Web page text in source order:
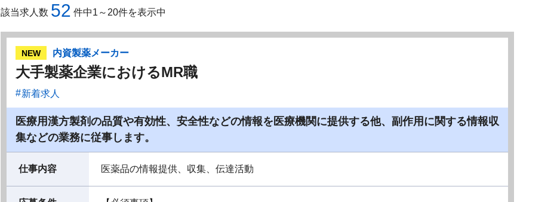
該当求人数 52 件中1～20件を表示中
NEW 内資製薬メーカー
大手製薬企業におけるMR職
新着求人
医療用漢方製剤の品質や有効性、安全性などの情報を医療機関に提供する他、副作用に関する情報収
集などの業務に従事します。
仕事内容 医薬品の情報提供、収集、伝達活動